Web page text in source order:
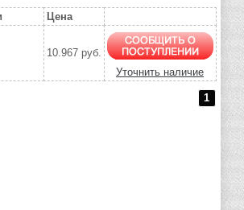
Цена
10.967 руб.
Уточнить наличие
1